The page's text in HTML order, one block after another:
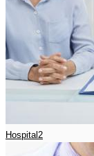
Hospital2